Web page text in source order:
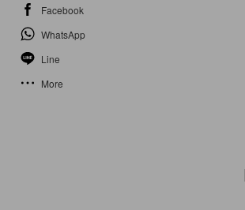
Facebook
WhatsApp
Line
More